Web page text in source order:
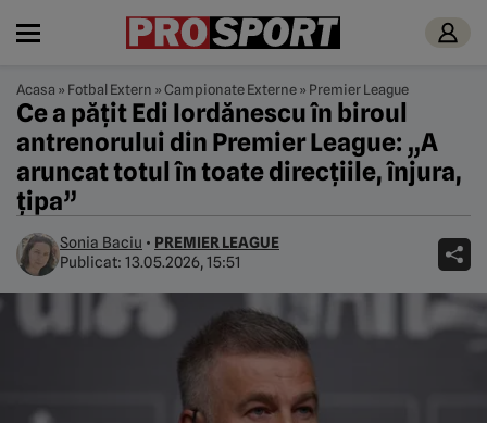
Acasa » Fotbal Extern »Campionate Externe» Premier League
Ce a pățit Edi Iordănescu în biroul
antrenorului din Premier League: „A
aruncat totul în toate direcțiile, înjura,
țipa”
Sonia Baciu • PREMIER LEAGUE
Publicat: 13.05.2026, 15:51